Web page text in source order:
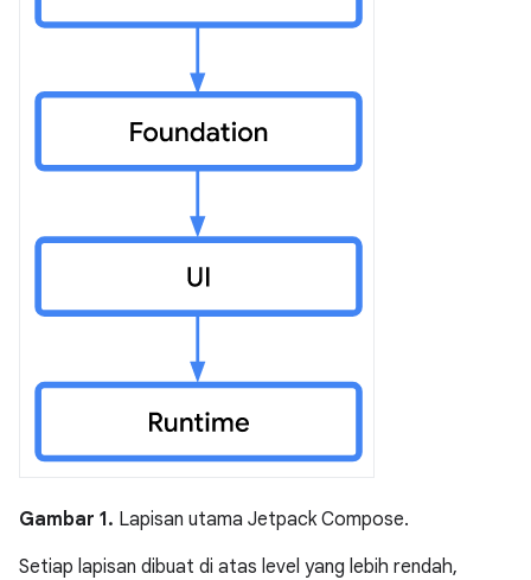
Gambar 1. Lapisan utama Jetpack Compose.
Setiap lapisan dibuat di atas level yang lebih rendah,